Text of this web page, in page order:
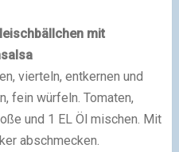
mit
vierteln, entkernen und
fein würfeln. Tomaten,
und 1 EL Öl mischen. Mit
abschmecken.